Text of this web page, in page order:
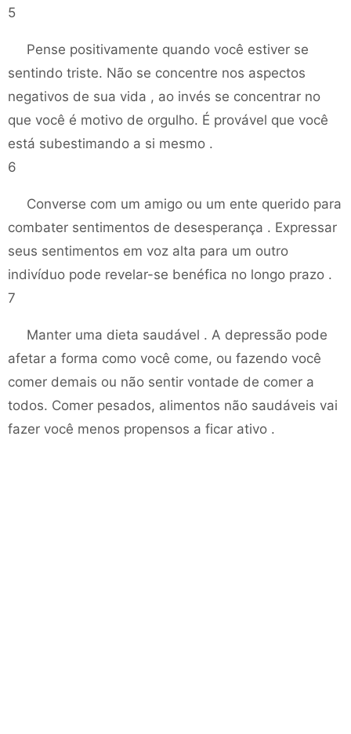
5
Pense positivamente quando você estiver se
sentindo triste. Não se concentre nos aspectos
negativos de sua vida , ao invés se concentrar no
que você é motivo de orgulho. É provável que você
está subestimando a si mesmo .
6
Converse com um amigo ou um ente querido para
combater sentimentos de desesperança . Expressar
seus sentimentos em voz alta para um outro
indivíduo pode revelar-se benéfica no longo prazo .
7
Manter uma dieta saudável . A depressão pode
afetar a forma como você come, ou fazendo você
comer demais ou não sentir vontade de comer a
todos. Comer pesados, alimentos não saudáveis ​​vai
fazer você menos propensos a ficar ativo .